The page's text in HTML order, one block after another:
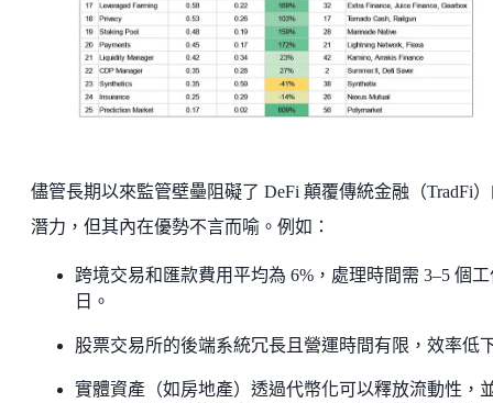
儘管長期以來監管壁壘阻礙了 DeFi 顛覆傳統金融（TradFi
潛力，但其內在優勢不言而喻。例如：
跨境交易和匯款費用平均為 6%，處理時間需 3–5 個
日。
股票交易所的後端系統冗長且營運時間有限，效率低
實體資產（如房地產）透過代幣化可以釋放流動性，